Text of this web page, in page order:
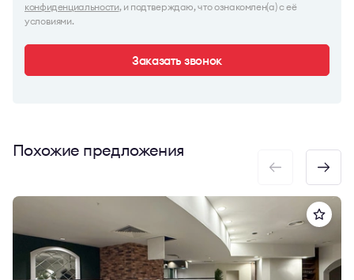
конфиденциальности, и подтверждаю, что ознакомлен(а) с её
условиями.
Заказать звонок
Похожие предложения